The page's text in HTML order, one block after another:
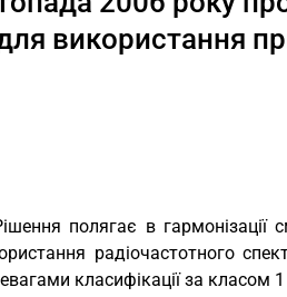
використання
полягає в гармонізації
радіочастотного
класифікації за класом